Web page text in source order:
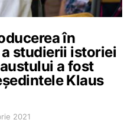
în
studierii istoriei
a fost
Klaus
2021